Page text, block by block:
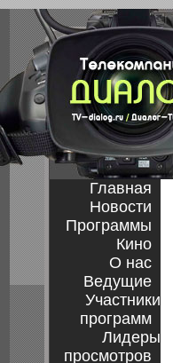
Главная
Новости
Программы
Кино
О нас
Ведущие
Участники
программ
Лидеры
просмотров